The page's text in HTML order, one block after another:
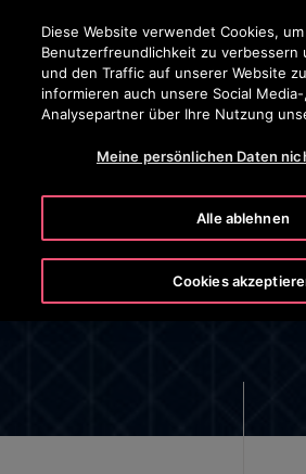
Drücken Sie die Eingabetaste, um
Diese Website verwendet Cookies,
Benutzerfreundlichkeit zu verbessern
und den Traffic auf unserer Website
informieren auch unsere Social
Analysepartner über Ihre Nutzung
Meine persönlichen Daten
Alle ablehnen
Cookies